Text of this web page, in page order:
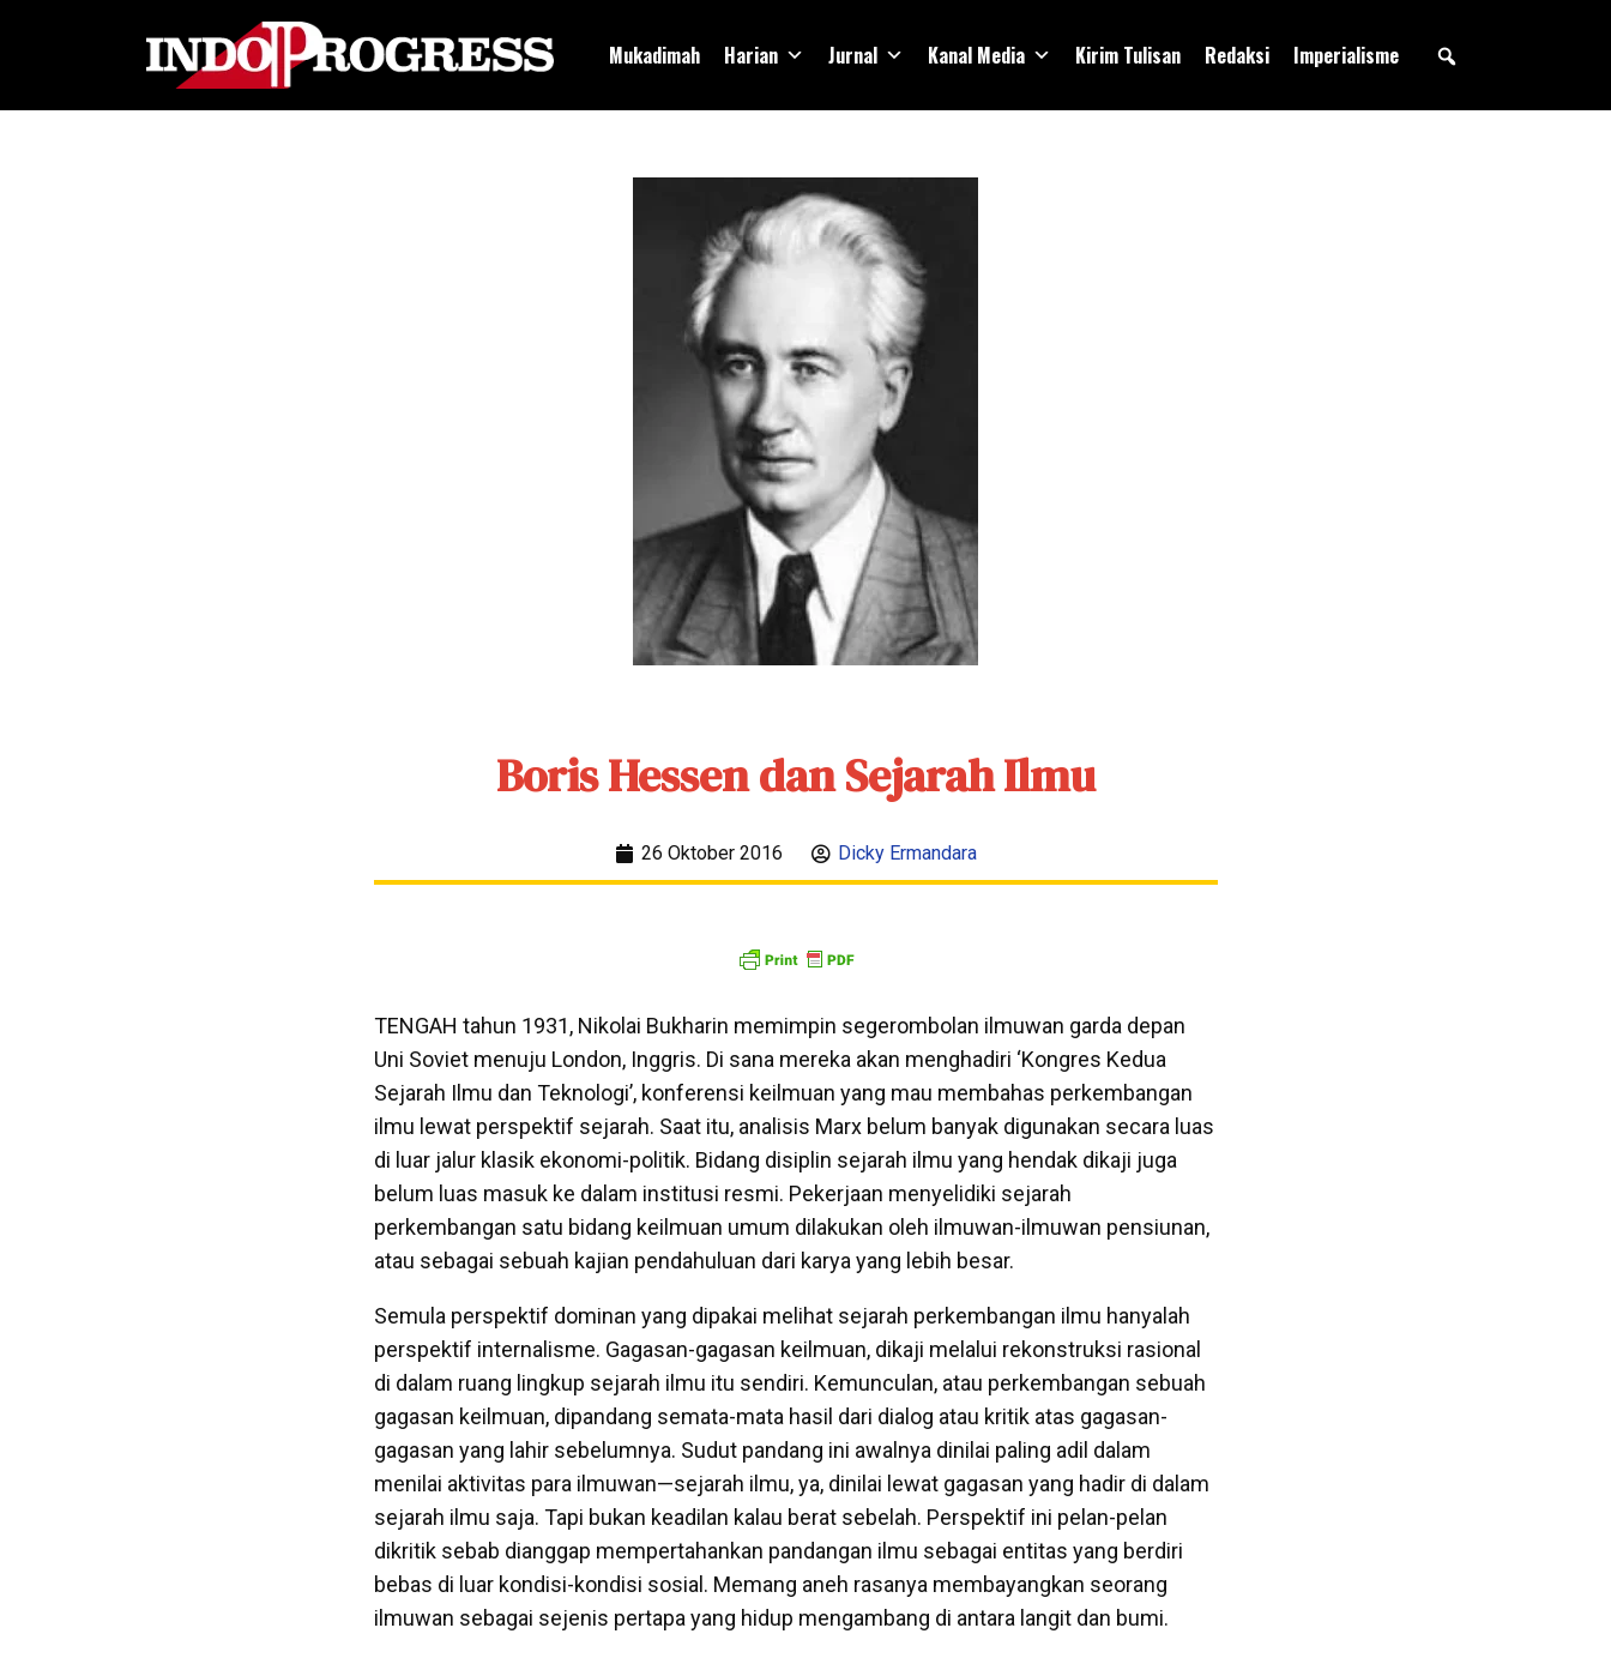
Mukadimah Harian Jurnal Kanal Media Kirim Tulisan Redaksi Imperialisme
Boris Hessen dan Sejarah Ilmu
26 Oktober 2016 Dicky Ermandara
TENGAH tahun 1931, Nikolai Bukharin memimpin segerombolan ilmuwan garda depan
Uni Soviet menuju London, Inggris. Di sana mereka akan menghadiri ‘Kongres Kedua
Sejarah Ilmu dan Teknologi’, konferensi keilmuan yang mau membahas perkembangan
ilmu lewat perspektif sejarah. Saat itu, analisis Marx belum banyak digunakan secara luas
di luar jalur klasik ekonomi-politik. Bidang disiplin sejarah ilmu yang hendak dikaji juga
belum luas masuk ke dalam institusi resmi. Pekerjaan menyelidiki sejarah
perkembangan satu bidang keilmuan umum dilakukan oleh ilmuwan-ilmuwan pensiunan,
atau sebagai sebuah kajian pendahuluan dari karya yang lebih besar.
Semula perspektif dominan yang dipakai melihat sejarah perkembangan ilmu hanyalah
perspektif internalisme. Gagasan-gagasan keilmuan, dikaji melalui rekonstruksi rasional
di dalam ruang lingkup sejarah ilmu itu sendiri. Kemunculan, atau perkembangan sebuah
gagasan keilmuan, dipandang semata-mata hasil dari dialog atau kritik atas gagasan-
gagasan yang lahir sebelumnya. Sudut pandang ini awalnya dinilai paling adil dalam
menilai aktivitas para ilmuwan—sejarah ilmu, ya, dinilai lewat gagasan yang hadir di dalam
sejarah ilmu saja. Tapi bukan keadilan kalau berat sebelah. Perspektif ini pelan-pelan
dikritik sebab dianggap mempertahankan pandangan ilmu sebagai entitas yang berdiri
bebas di luar kondisi-kondisi sosial. Memang aneh rasanya membayangkan seorang
ilmuwan sebagai sejenis pertapa yang hidup mengambang di antara langit dan bumi.